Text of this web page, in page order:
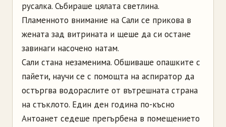
русалка. Събираше цялата светлина.
Пламенното внимание на Сали се прикова в
жената зад витрината и щеше да си остане
завинаги насочено натам.
Сали стана незаменима. Обшиваше опашките с
пайети, научи се с помощта на аспиратор да
остъргва водораслите от вътрешната страна
на стъклото. Един ден година по-късно
Антоанет седеше прегърбена в помещението